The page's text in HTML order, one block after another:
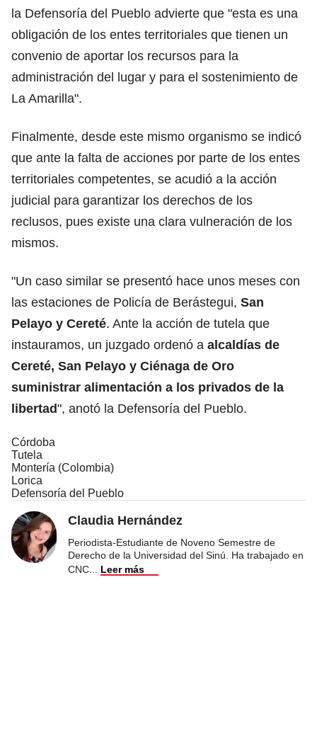
la Defensoría del Pueblo advierte que "esta es una
obligación de los entes territoriales que tienen un
convenio de aportar los recursos para la
administración del lugar y para el sostenimiento de
La Amarilla".
Finalmente, desde este mismo organismo se indicó
que ante la falta de acciones por parte de los entes
territoriales competentes, se acudió a la acción
judicial para garantizar los derechos de los
reclusos, pues existe una clara vulneración de los
mismos.
"Un caso similar se presentó hace unos meses con
las estaciones de Policía de Berástegui, San
Pelayo y Cereté. Ante la acción de tutela que
instauramos, un juzgado ordenó a alcaldías de
Cereté, San Pelayo y Ciénaga de Oro
suministrar alimentación a los privados de la
libertad", anotó la Defensoría del Pueblo.
Córdoba
Tutela
Montería (Colombia)
Lorica
Defensoría del Pueblo
Claudia Hernández
Periodista-Estudiante de Noveno Semestre de
Derecho de la Universidad del Sinú. Ha trabajado en
CNC
Leer más